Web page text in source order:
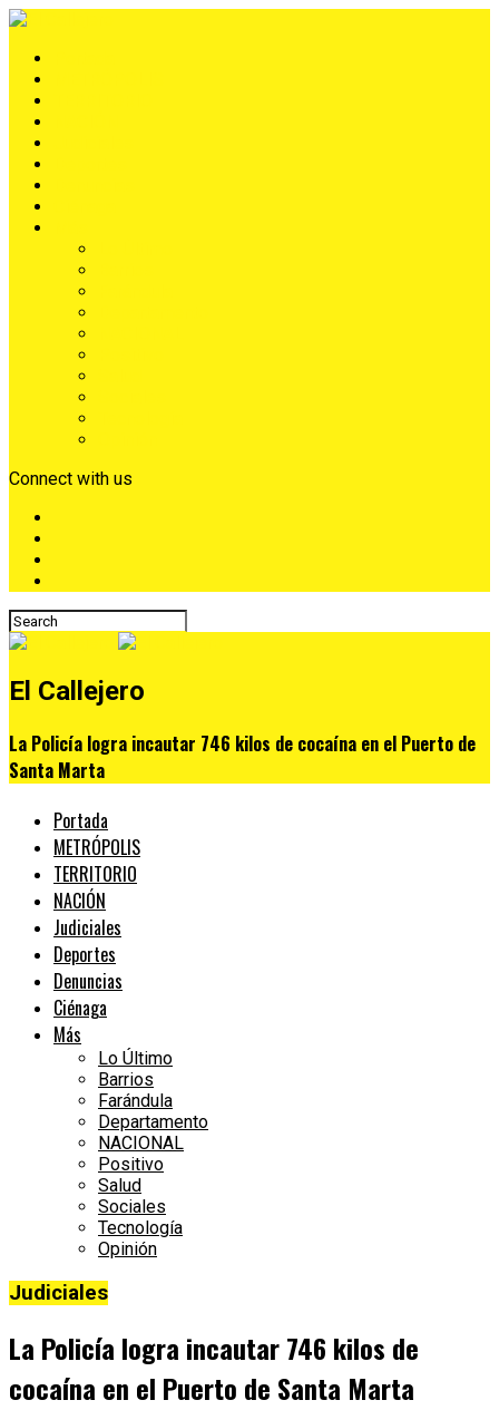
Connect with us
El Callejero
La Policía logra incautar 746 kilos de cocaína en el Puerto de
Santa Marta
Portada
METRÓPOLIS
TERRITORIO
NACIÓN
Judiciales
Deportes
Denuncias
Ciénaga
Más
Lo Último
Barrios
Farándula
Departamento
NACIONAL
Positivo
Salud
Sociales
Tecnología
Opinión
Judiciales
La Policía logra incautar 746 kilos de
cocaína en el Puerto de Santa Marta